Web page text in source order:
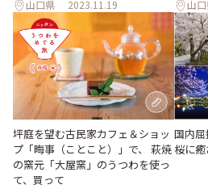
山口県 2023.11.19 山
坪庭を望む古民家カフェ＆ショッ
プ「晦事（ことこと）」で、 萩焼
の窯元「大屋窯」のうつわを使っ
て、買って
国内
桜に